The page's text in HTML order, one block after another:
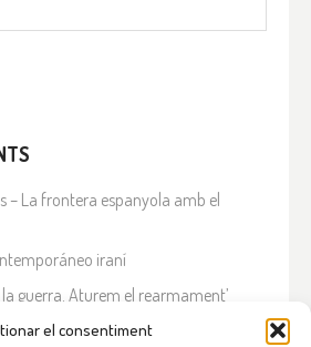
el consentiment
– La frontera espanyola amb el
iraní
guerra. Aturem el rearmament’
Líban